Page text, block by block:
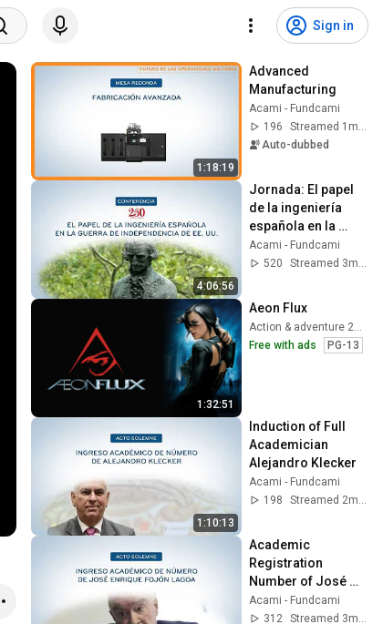
Sign in
1:18:19
Advanced
Manufacturing
Acami - Fundcami
196
Streamed 1mo ago
Auto-dubbed
4:06:56
Jornada: El papel
de la ingeniería
española en la
Guerra de
Independencia de
Acami - Fundcami
520
Streamed 3mo ago
1:32:51
Aeon Flux
Action & adventure 2005
Free with ads
PG-13
1:10:13
Induction of Full
Academician
Alejandro Klecker
Acami - Fundcami
198
Academic
Registration
Number of José
Enrique Fojón
Lagoa
Acami - Fundcami
312